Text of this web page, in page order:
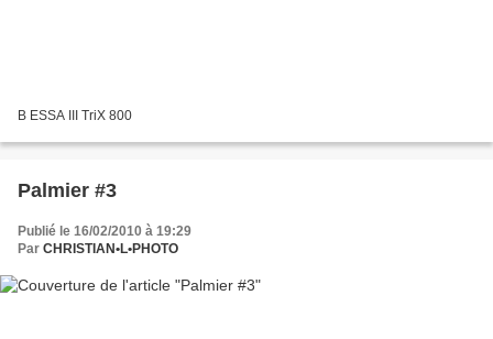
B ESSA III TriX 800
Palmier #3
Publié le 16/02/2010 à 19:29
Par CHRISTIAN•L•PHOTO